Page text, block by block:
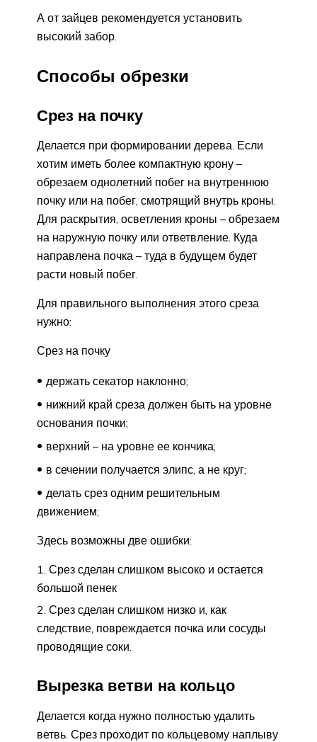
А от зайцев рекомендуется установить
высокий забор.
Способы обрезки
Срез на почку
Делается при формировании дерева. Если
хотим иметь более компактную крону –
обрезаем однолетний побег на внутреннюю
почку или на побег, смотрящий внутрь кроны.
Для раскрытия, осветления кроны – обрезаем
на наружную почку или ответвление. Куда
направлена почка – туда в будущем будет
расти новый побег.
Для правильного выполнения этого среза
нужно:
Срез на почку
держать секатор наклонно;
нижний край среза должен быть на уровне
основания почки;
верхний – на уровне ее кончика;
в сечении получается элипс, а не круг;
делать срез одним решительным
движением;
Здесь возможны две ошибки:
Срез сделан слишком высоко и остается
большой пенек
Срез сделан слишком низко и, как
следствие, повреждается почка или сосуды
проводящие соки.
Вырезка ветви на кольцо
Делается когда нужно полностью удалить
ветвь. Срез проходит по кольцевому наплыву